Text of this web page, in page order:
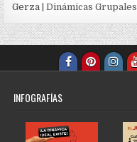
Gerza | Dinámicas Grupales
INFOGRAFÍAS